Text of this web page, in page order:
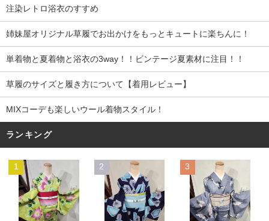
注染レトロ浴衣のすすめ
姉妹屋オリジナル草履でお出かけをもっとキュートに楽ちんに！
単着物と夏着物と浴衣の3way！！ビンテージ夏素材に注目！！
草履のサイズと履き方について【着用レビュー】
MIXコーデも楽しいウール着物スタイル！
ランキング
1 2 3